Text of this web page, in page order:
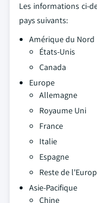
Les informations ci-
pays suivants:
Amérique du Nord
États-Unis
Canada
Europe
Allemagne
Royaume Uni
France
Italie
Espagne
Reste de
Asie-Pacifique
Chine